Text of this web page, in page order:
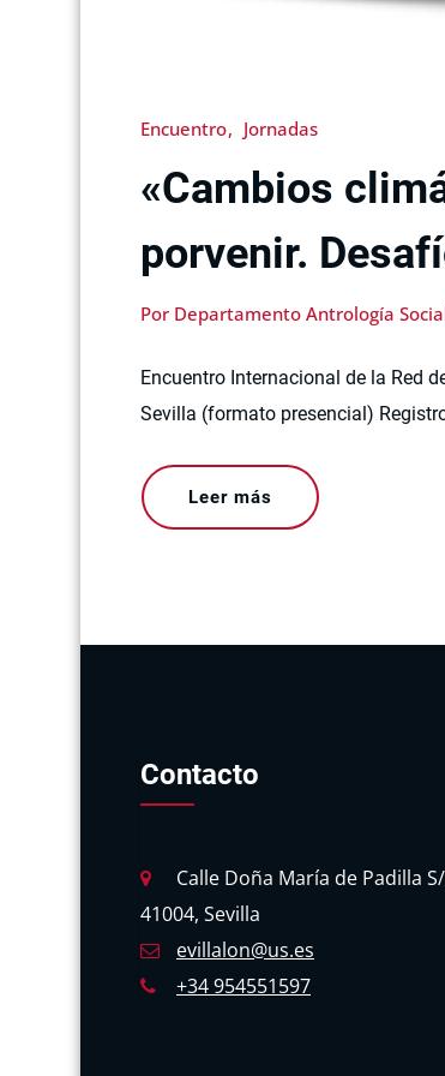
Encuentro Jornadas
«Cambios
porvenir.
Por Departamento Antrología
Encuentro Internacional de la Red
Sevilla (formato presencial)
Leer más
Contacto
Calle Doña María de Padilla
41004, Sevilla
evillalon@us.es
+34 954551597